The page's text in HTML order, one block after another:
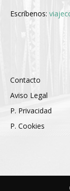
Escríbenos:
Contacto
Aviso Legal
P. Privacidad
P. Cookies